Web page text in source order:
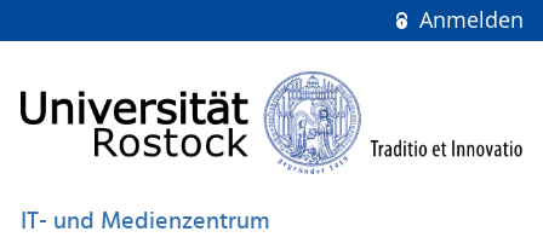
Anmelden
IT- und Medienzentrum